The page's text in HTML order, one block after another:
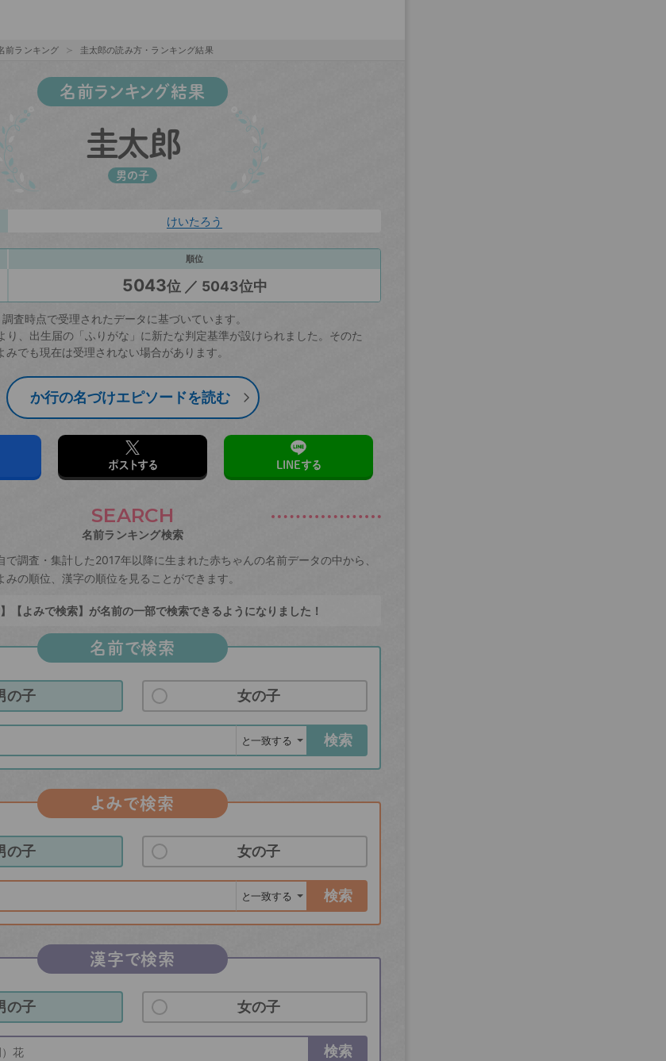
前ランキング 圭太郎の読み方・ランキング結果
名前ランキング結果
圭太郎
男の子
けいたろう
順位
5043位 ／ 5043位中
査時点で受理されたデータに基づいています。
り、出生届の「ふりがな」に新たな判定基準が設けられました。そのた
でも現在は受理されない場合があります。
か行の名づけエピソードを読む
ポストする LINEする
SEARCH
名前ランキング検索
調査・集計した2017年以降に生まれた赤ちゃんの名前データの中から、
の順位、漢字の順位を見ることができます。
【よみで検索】が名前の一部で検索できるようになりました！
名前で検索
の子 女の子
検索
よみで検索
の子 女の子
検索
漢字で検索
の子 女の子
検索